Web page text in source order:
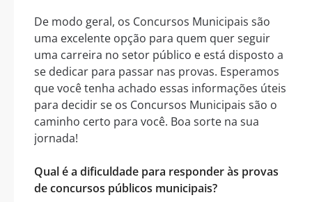
De modo geral, os Concursos Municipais são
uma excelente opção para quem quer seguir
uma carreira no setor público e está disposto a
se dedicar para passar nas provas. Esperamos
que você tenha achado essas informações úteis
para decidir se os Concursos Municipais são o
caminho certo para você. Boa sorte na sua
jornada!
Qual é a dificuldade para responder às provas
de concursos públicos municipais?